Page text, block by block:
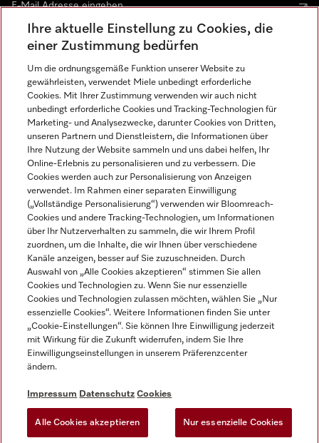
Sprache
DEUTSCH
Impressum
AGB
Datenschutz
Nutzungsbedingungen
Gesetzen über digitale Dienste
Cookie-Einstellungen
Miele auf Instagram
Miele auf Youtube
Ihre aktuelle Einstellung zu Cookies, die
einer Zustimmung bedürfen
Um die ordnungsgemäße Funktion unserer Website zu
gewährleisten, verwendet Miele unbedingt erforderliche
Cookies. Mit Ihrer Zustimmung verwenden wir auch nicht
unbedingt erforderliche Cookies und Tracking-Technologien für
Marketing- und Analysezwecke, darunter Cookies von Dritten,
unseren Partnern und Dienstleistern, die Informationen über
Ihre Nutzung der Website sammeln und uns dabei helfen, Ihr
Online-Erlebnis zu personalisieren und zu verbessern. Die
Cookies werden auch zur Personalisierung von Anzeigen
verwendet. Im Rahmen einer separaten Einwilligung
(„Vollständige Personalisierung“) verwenden wir Bloomreach-
Cookies und andere Tracking-Technologien, um Informationen
über Ihr Nutzerverhalten zu sammeln, die wir Ihrem Profil
zuordnen, um die Inhalte, die wir Ihnen über verschiedene
Kanäle anzeigen, besser auf Sie zuzuschneiden. Durch
Auswahl von „Alle Cookies akzeptieren“ stimmen Sie allen
Cookies und Technologien zu. Wenn Sie nur essenzielle
Cookies und Technologien zulassen möchten, wählen Sie „Nur
essenzielle Cookies“. Weitere Informationen finden Sie unter
„Cookie-Einstellungen“. Sie können Ihre Einwilligung jederzeit
mit Wirkung für die Zukunft widerrufen, indem Sie Ihre
Einwilligungseinstellungen in unserem Präferenzcenter
ändern.
Impressum Datenschutz Cookies
Alle Cookies akzeptieren Nur essenzielle Cookies